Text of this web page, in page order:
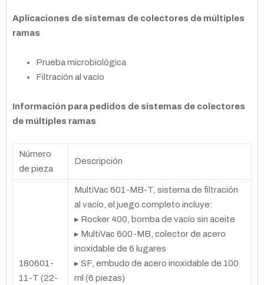
Aplicaciones de sistemas de colectores de múltiples
ramas
Prueba microbiológica
Filtración al vacío
Información para pedidos de sistemas de colectores
de múltiples ramas
Número
de pieza
Descripción
180601-
11-T (22-
MultiVac 601-MB-T, sistema de filtración
al vacío, el juego completo incluye:
▸ Rocker 400, bomba de vacío sin aceite
▸ MultiVac 600-MB, colector de acero
inoxidable de 6 lugares
▸ SF, embudo de acero inoxidable de 100
ml (6 piezas)